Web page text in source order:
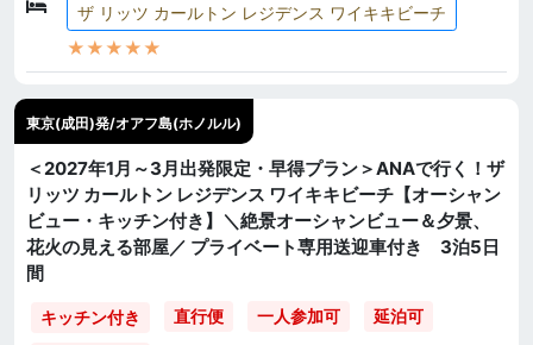
ザ リッツ カールトン レジデンス ワイキキビーチ
★★★★★
東京(成田)発/オアフ島(ホノルル)
＜2027年1月～3月出発限定・早得プラン＞ANAで行く！ザ
リッツ カールトン レジデンス ワイキキビーチ【オーシャン
ビュー・キッチン付き】＼絶景オーシャンビュー＆夕景、
花火の見える部屋／ プライベート専用送迎車付き 3泊5日
間
キッチン付き 直行便 一人参加可 延泊可